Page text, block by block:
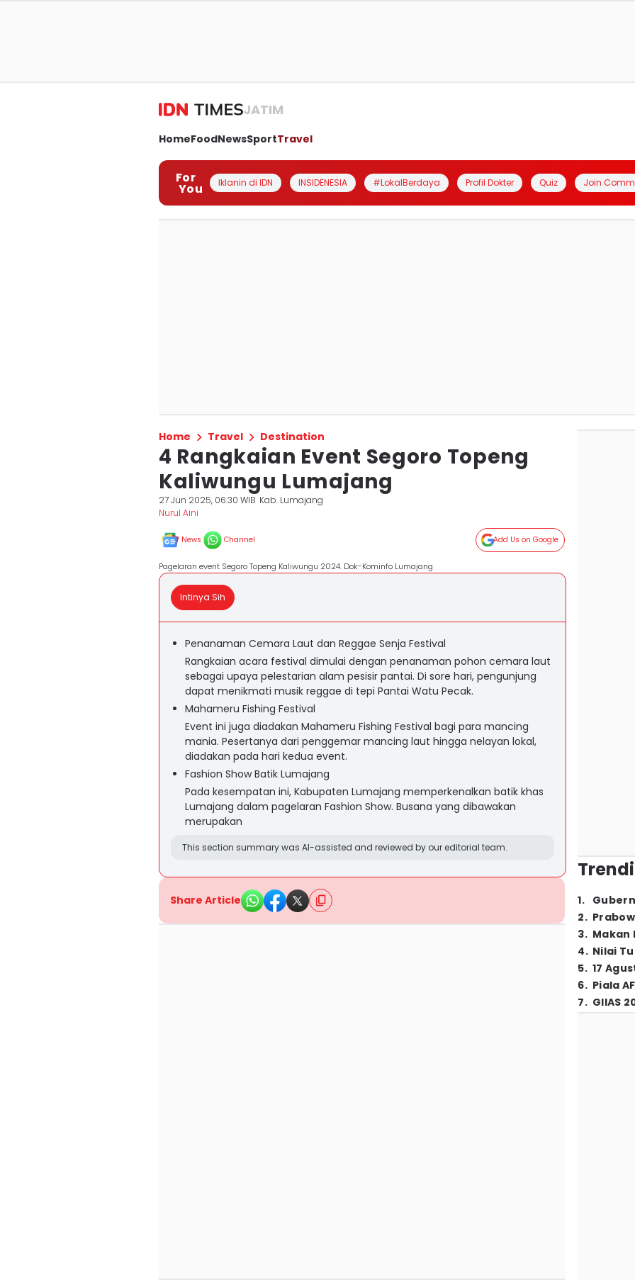
JATIM
HomeFoodNewsSportTravel
For
You Iklanin di IDN INSIDENESIA #LokalBerdaya Profil Dokter Quiz Join
Home Travel Destination
4 Rangkaian Event Segoro Topeng
Kaliwungu Lumajang
27 Jun 2025, 06:30 WIB Kab. Lumajang
Nurul Aini
News Channel Add Us on Google
Pagelaran event Segoro Topeng Kaliwungu 2024. Dok-Kominfo Lumajang
Intinya Sih
Penanaman Cemara Laut dan Reggae Senja Festival
Rangkaian acara festival dimulai dengan penanaman pohon cemara laut
sebagai upaya pelestarian alam pesisir pantai. Di sore hari, pengunjung
dapat menikmati musik reggae di tepi Pantai Watu Pecak.
Mahameru Fishing Festival
Event ini juga diadakan Mahameru Fishing Festival bagi para mancing
mania. Pesertanya dari penggemar mancing laut hingga nelayan lokal,
diadakan pada hari kedua event.
Fashion Show Batik Lumajang
Pada kesempatan ini, Kabupaten Lumajang memperkenalkan batik khas
Lumajang dalam pagelaran Fashion Show. Busana yang dibawakan
merupakan
This section summary was AI-assisted and reviewed by our editorial team.
Share Article 1.
2.
3. Makan
4. Nilai
5. 17
6. Piala
7. GIIAS